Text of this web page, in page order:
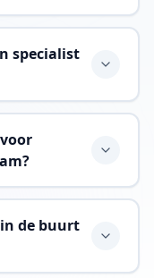
specialist
de buurt